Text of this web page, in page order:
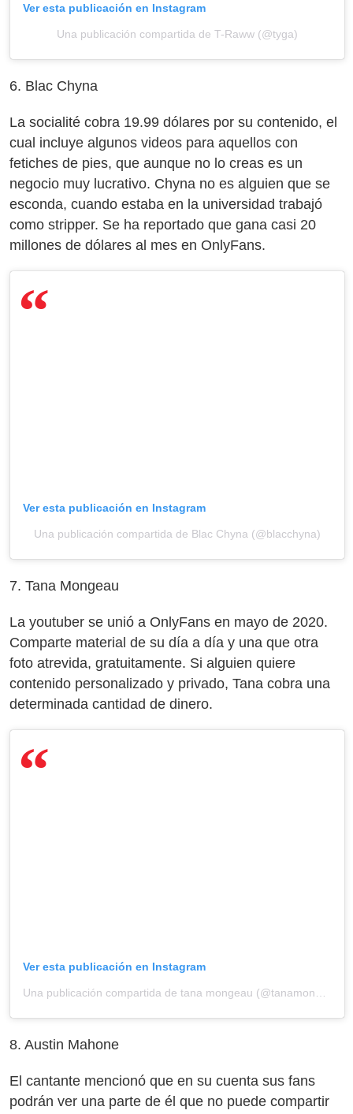
Ver esta publicación en Instagram
Una publicación compartida de T-Raww (@tyga)
6. Blac Chyna
La socialité cobra 19.99 dólares por su contenido, el
cual incluye algunos videos para aquellos con
fetiches de pies, que aunque no lo creas es un
negocio muy lucrativo. Chyna no es alguien que se
esconda, cuando estaba en la universidad trabajó
como stripper. Se ha reportado que gana casi 20
millones de dólares al mes en OnlyFans.
Ver esta publicación en Instagram
Una publicación compartida de Blac Chyna (@blacchyna)
7. Tana Mongeau
La youtuber se unió a OnlyFans en mayo de 2020.
Comparte material de su día a día y una que otra
foto atrevida, gratuitamente. Si alguien quiere
contenido personalizado y privado, Tana cobra una
determinada cantidad de dinero.
Ver esta publicación en Instagram
8. Austin Mahone
El cantante mencionó que en su cuenta sus fans
podrán ver una parte de él que no puede compartir